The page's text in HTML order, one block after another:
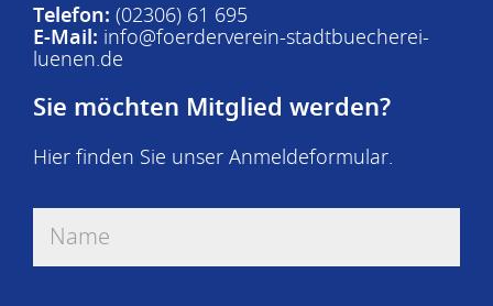
Telefon: (02306) 61 695
E-Mail: info@foerderverein-stadtbuecherei-
luenen.de
Sie möchten Mitglied werden?
Hier finden Sie unserAnmeldeformular.